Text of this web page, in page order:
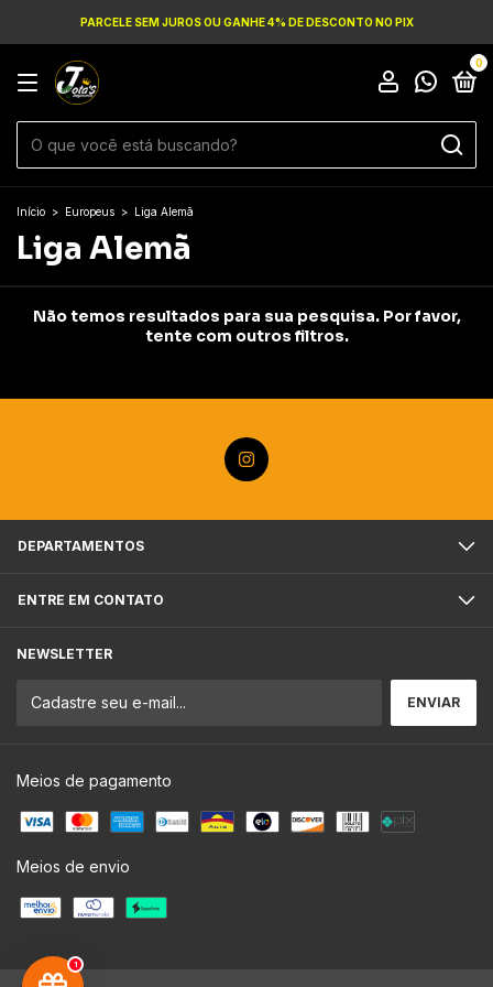
1
PARCELE SEM JUROS OU GANHE 4% DE DESCONTO NO PIX
0
Início > Europeus > Liga Alemã
Liga Alemã
Não temos resultados para sua pesquisa. Por favor,
tente com outros filtros.
DEPARTAMENTOS
ENTRE EM CONTATO
NEWSLETTER
Meios de pagamento
Meios de envio